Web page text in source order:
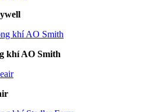
khí AO Smith